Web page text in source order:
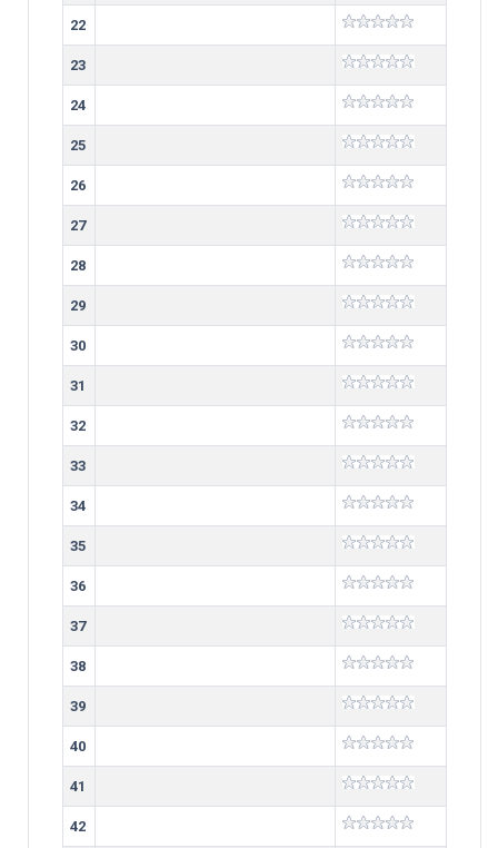
22
23
24
25
26
27
28
29
30
31
32
33
34
35
36
37
38
39
40
41
42